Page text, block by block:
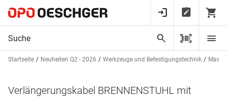
Startseite Neuheiten Q2 - 2026 Werkzeuge und Befestigungstechnik
Verlängerungskabel BRENNENSTUHL mit